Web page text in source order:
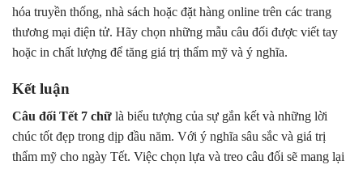
hóa truyền thống, nhà sách hoặc đặt hàng online trên các trang
thương mại điện tử. Hãy chọn những mẫu câu đối được viết tay
hoặc in chất lượng để tăng giá trị thẩm mỹ và ý nghĩa.
Kết luận
Câu đối Tết 7 chữ là biểu tượng của sự gắn kết và những lời
chúc tốt đẹp trong dịp đầu năm. Với ý nghĩa sâu sắc và giá trị
thẩm mỹ cho ngày Tết. Việc chọn lựa và treo câu đối sẽ mang lại